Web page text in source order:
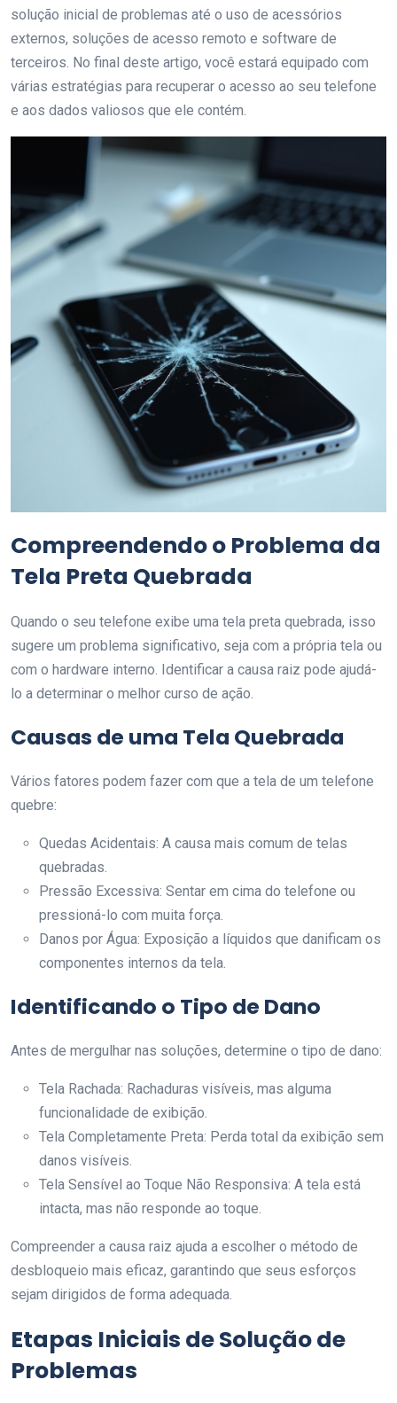
solução inicial de problemas até o uso de acessórios
externos, soluções de acesso remoto e software de
terceiros. No final deste artigo, você estará equipado com
várias estratégias para recuperar o acesso ao seu telefone
e aos dados valiosos que ele contém.
Compreendendo o Problema da
Tela Preta Quebrada
Quando o seu telefone exibe uma tela preta quebrada, isso
sugere um problema significativo, seja com a própria tela ou
com o hardware interno. Identificar a causa raiz pode ajudá-
lo a determinar o melhor curso de ação.
Causas de uma Tela Quebrada
Vários fatores podem fazer com que a tela de um telefone
quebre:
Quedas Acidentais: A causa mais comum de telas
quebradas.
Pressão Excessiva: Sentar em cima do telefone ou
pressioná-lo com muita força.
Danos por Água: Exposição a líquidos que danificam os
componentes internos da tela.
Identificando o Tipo de Dano
Antes de mergulhar nas soluções, determine o tipo de dano:
Tela Rachada: Rachaduras visíveis, mas alguma
funcionalidade de exibição.
Tela Completamente Preta: Perda total da exibição sem
danos visíveis.
Tela Sensível ao Toque Não Responsiva: A tela está
intacta, mas não responde ao toque.
Compreender a causa raiz ajuda a escolher o método de
desbloqueio mais eficaz, garantindo que seus esforços
sejam dirigidos de forma adequada.
Etapas Iniciais de Solução de
Problemas